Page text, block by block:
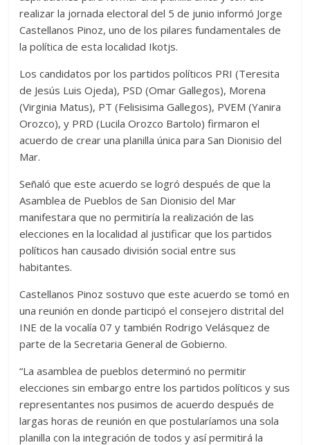
realizar la jornada electoral del 5 de junio informó Jorge
Castellanos Pinoz, uno de los pilares fundamentales de
la política de esta localidad Ikotjs.
Los candidatos por los partidos políticos PRI (Teresita
de Jesús Luis Ojeda), PSD (Omar Gallegos), Morena
(Virginia Matus), PT (Felisisima Gallegos), PVEM (Yanira
Orozco), y PRD (Lucila Orozco Bartolo) firmaron el
acuerdo de crear una planilla única para San Dionisio del
Mar.
Señaló que este acuerdo se logró después de que la
Asamblea de Pueblos de San Dionisio del Mar
manifestara que no permitiría la realización de las
elecciones en la localidad al justificar que los partidos
políticos han causado división social entre sus
habitantes.
Castellanos Pinoz sostuvo que este acuerdo se tomó en
una reunión en donde participó el consejero distrital del
INE de la vocalía 07 y también Rodrigo Velásquez de
parte de la Secretaria General de Gobierno.
“La asamblea de pueblos determinó no permitir
elecciones sin embargo entre los partidos políticos y sus
representantes nos pusimos de acuerdo después de
largas horas de reunión en que postularíamos una sola
planilla con la integración de todos y así permitirá la